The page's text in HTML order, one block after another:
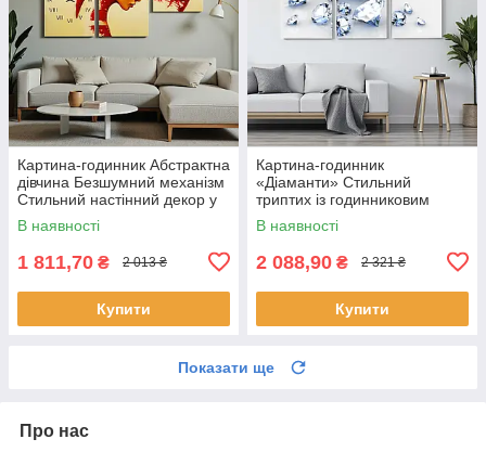
Картина-годинник Абстрактна
дівчина Безшумний механізм
Стильний настінний декор у
сучасному інтер’єрі
В наявності
1 811,70 ₴ 2 013 ₴
Купити
Картина-годинник
«Діаманти» Cтильний
триптих із годинниковим
механізмом Cучасний
настінний декор у світлих
В наявності
2 088,90 ₴ 2 321 ₴
Купити
Показати ще
Про нас